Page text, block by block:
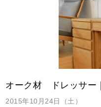
オーク材 ドレッサー
2015年10月24日（土）